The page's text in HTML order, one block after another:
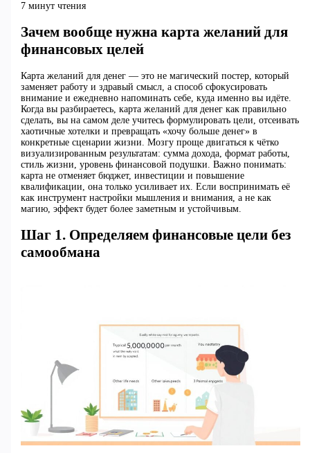
7 минут чтения
Зачем вообще нужна карта желаний для
финансовых целей
Карта желаний для денег — это не магический постер, который
заменяет работу и здравый смысл, а способ сфокусировать
внимание и ежедневно напоминать себе, куда именно вы идёте.
Когда вы разбираетесь, карта желаний для денег как правильно
сделать, вы на самом деле учитесь формулировать цели, отсеивать
хаотичные хотелки и превращать «хочу больше денег» в
конкретные сценарии жизни. Мозгу проще двигаться к чётко
визуализированным результатам: сумма дохода, формат работы,
стиль жизни, уровень финансовой подушки. Важно понимать:
карта не отменяет бюджет, инвестиции и повышение
квалификации, она только усиливает их. Если воспринимать её
как инструмент настройки мышления и внимания, а не как
магию, эффект будет более заметным и устойчивым.
Шаг 1. Определяем финансовые цели без
самообмана